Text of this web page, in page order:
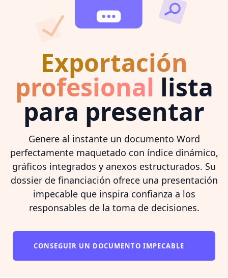
Exportación
profesional lista
para presentar
Genere al instante un documento Word
perfectamente maquetado con índice dinámico,
gráficos integrados y anexos estructurados. Su
dossier de financiación ofrece una presentación
impecable que inspira confianza a los
responsables de la toma de decisiones.
CONSEGUIR UN DOCUMENTO IMPECABLE